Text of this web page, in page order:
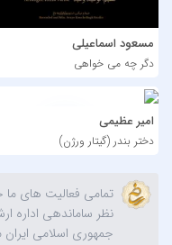
مسعود اسماعیلی
دگر چه می خواهی
امیر عظیمی
دختر بندر (گیتار ورژن)
تمامی فعالیت های ما
نظر ساماندهی اداره
جمهوری اسلامی